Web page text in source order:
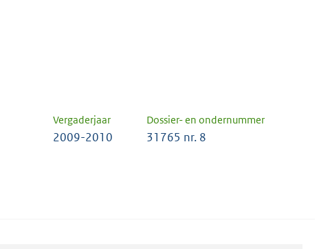
Vergaderjaar Dossier- en ondernummer
2009-2010 31765 nr. 8